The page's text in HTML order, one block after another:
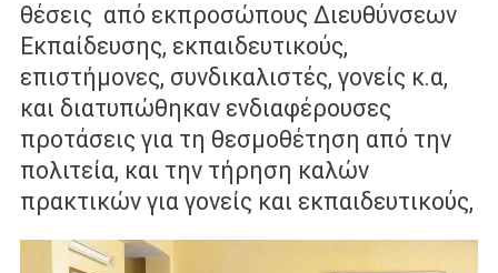
θέσεις από εκπροσώπους Διευθύνσεων
Εκπαίδευσης, εκπαιδευτικούς,
επιστήμονες, συνδικαλιστές, γονείς κ.α,
και διατυπώθηκαν ενδιαφέρουσες
προτάσεις για τη θεσμοθέτηση από την
πολιτεία, και την τήρηση καλών
πρακτικών για γονείς και εκπαιδευτικούς,